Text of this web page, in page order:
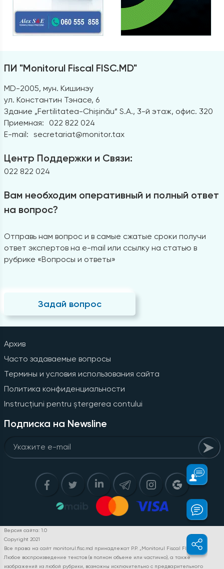
ПИ "Monitorul Fiscal FISC.MD"
MD-2005, мун. Кишинэу
ул. Константин Тэнасе, 6
Здание „Fertilitatea-Chișinău” S.A., 3-й этаж, офис. 320
Приемная:
022 822 024
E-mail: secretariat@monitor.tax
Центр Поддержки и Связи:
022 822 024
Вам необходим оперативный и полный ответ
на вопрос?
Отправь нам вопрос и в самые сжатые сроки получи
ответ экспертов на e-mail или ссылку на статью в
рубрике «Вопросы и ответы»
Задай вопрос
Архив
Часто задаваемые вопросы
Термины и условия использования сайта
Политика конфиденциальности
Instrucțiuni pentru ștergerea contului
Подписка на Newsline
Версия сайта: 1.0
Copyright 2021
Все права на сайт monitorul.fisc.md принадлежат P.P. „Monitorul Fiscal FISC.MD”.
Любое воспроизведение текстов (в полном объеме или частично), а также
изображений из любой рубрики, возможны исключительно с предварительного